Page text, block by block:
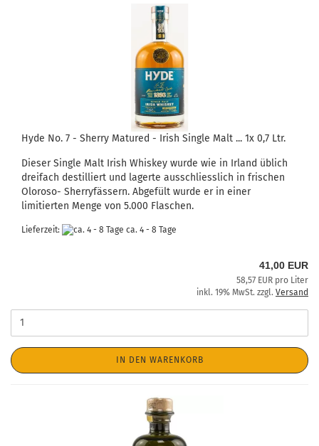
Hyde No. 7 - Sherry Matured - Irish Single Malt ... 1x 0,7 Ltr.
Dieser Single Malt Irish Whiskey wurde wie in Irland üblich
dreifach destilliert und lagerte ausschliesslich in frischen
Oloroso- Sherryfässern. Abgefült wurde er in einer
limitierten Menge von 5.000 Flaschen.
Lieferzeit: ca. 4 - 8 Tage
41,00 EUR
58,57 EUR pro Liter
inkl. 19% MwSt. zzgl. Versand
IN DEN WARENKORB